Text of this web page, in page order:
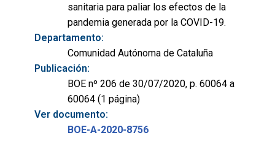
sanitaria para paliar los efectos de la
pandemia generada por la COVID-19.
Departamento:
Comunidad Autónoma de Cataluña
Publicación:
BOE nº 206 de 30/07/2020, p. 60064 a
60064 (1 página)
Ver documento:
BOE-A-2020-8756